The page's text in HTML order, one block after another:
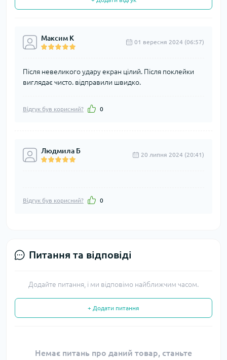
Максим К 01 вересня 2024 (06:57)
Після невеликого удару екран цілий. Після поклейки
виглядає чисто. відправили швидко.
Відгук був корисний? 0
Людмила Б 20 липня 2024 (20:41)
Відгук був корисний? 0
Питання та відповіді
Додайте питання, і ми відповімо найближчим часом.
+ Додати питання
Немає питань про даний товар, станьте